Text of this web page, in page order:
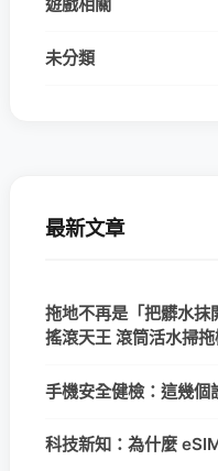
未分類
最新文章
拖地不再是「把髒水
搖滾天王 滾筒活水掃
手機安全健檢：這幾個
科技新知：為什麼